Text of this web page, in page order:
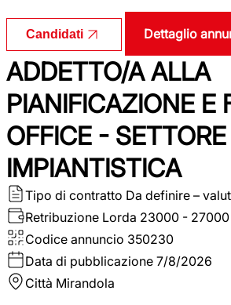
Candidati Dettaglio
ADDETTO/A ALLA
PIANIFICAZIONE E
OFFICE - SETTORE
IMPIANTISTICA
Tipo di contratto Da definire –
Retribuzione Lorda 23000 - 27000
Codice annuncio 350230
Data di pubblicazione 7/8/2026
Città Mirandola